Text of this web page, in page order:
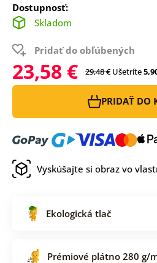
Dostupnosť:
Skladom
Pridať do obľúbených
23,58 € 29,48 € Ušetríte
PRIDAŤ DO
Vyskúšajte si obraz vo
Ekologická tlač
Prémiové plátno 280 g/